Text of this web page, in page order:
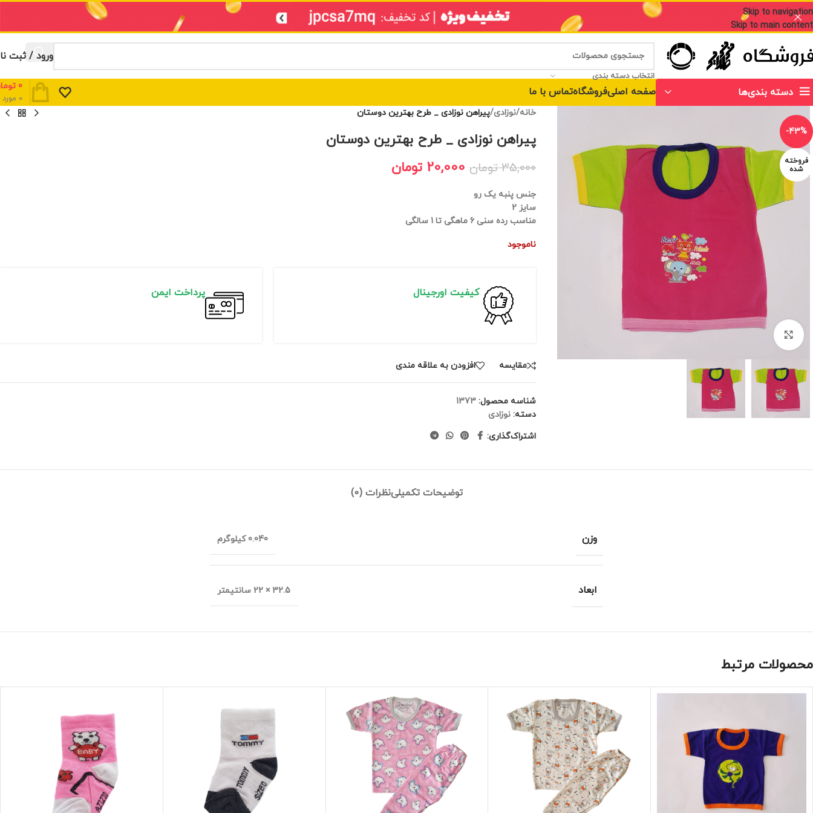
Skip to navigation
Skip to main content
انتخاب دسته بندی
ورود / ثبت
دسته بندی‌ها صفحه اصلیفروشگاهتماس با ما 0 مورد
0
-43%
فروخته
شده
برای بزرگنمایی کلیک کنید
خانه/نوزادی/پیراهن نوزادی _ طرح بهترین دوستان
پیراهن نوزادی _ طرح بهترین دوستان
35,000 تومان 20,000 تومان
جنس پنبه یک رو
سایز 2
مناسب رده سنی 6 ماهگی تا 1 سالگی
ناموجود
کیفیت اورجینال پرداخت ایمن
مقايسه افزودن به علاقه مندی
شناسه محصول: 1373
دسته: نوزادی
اشتراک‌گذاری:
توضیحات تکمیلینظرات (0)
وزن 0.040 کیلوگرم
ابعاد 32.5 × 22 سانتیمتر
محصولات مرتبط